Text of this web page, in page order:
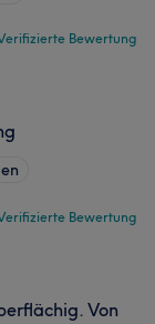
Bewertung
Bewertung
Von